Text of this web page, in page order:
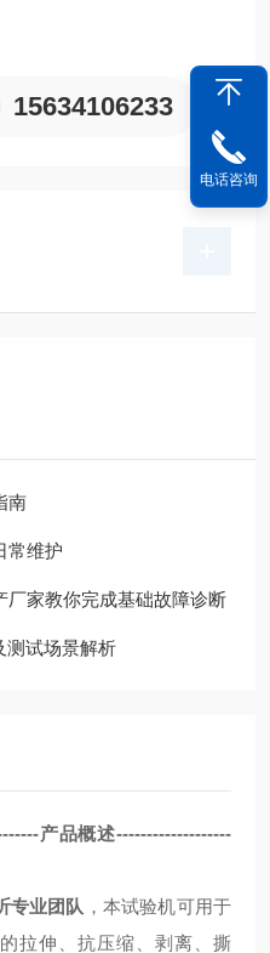
15634106233
南
常维护
厂家教你完成基础故障诊断
测试场景解析
产品概述-------------------
专业团队 ，本试验机可用于
拉伸、抗压缩、剥离、撕
电话咨询